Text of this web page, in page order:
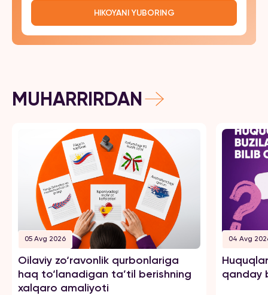
HIKOYANI YUBORING
MUHARRIRDAN
05 Avg 2026
Oilaviy zo‘ravonlik qurbonlariga
haq to‘lanadigan ta’til berishning
xalqaro amaliyoti
04 Avg
qanday